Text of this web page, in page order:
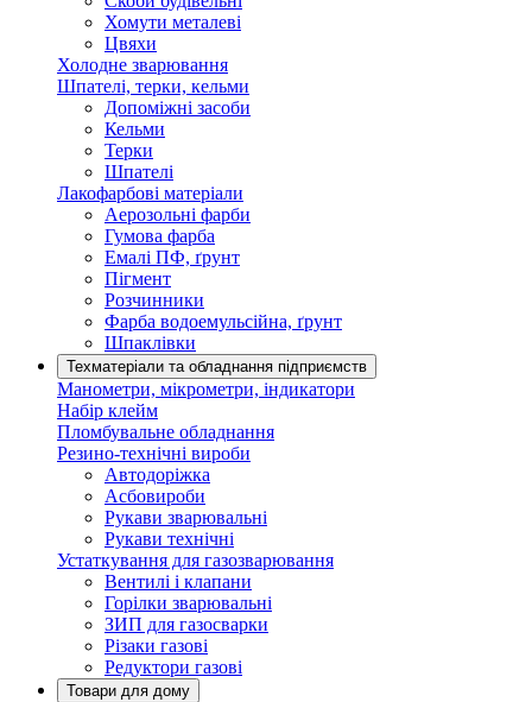
Хомути металеві
Цвяхи
Холодне зварювання
Шпателі, терки, кельми
Допоміжні засоби
Кельми
Терки
Шпателі
Лакофарбові матеріали
Аерозольні фарби
Гумова фарба
Емалі ПФ, ґрунт
Пігмент
Розчинники
Фарба водоемульсійна, ґрунт
Шпаклівки
Техматеріали та обладнання підприємств
Манометри, мікрометри, індикатори
Набір клейм
Пломбувальне обладнання
Резино-технічні вироби
Автодоріжка
Асбовироби
Рукави зварювальні
Рукави технічні
Устаткування для газозварювання
Вентилі і клапани
Горілки зварювальні
ЗИП для газосварки
Різаки газові
Редуктори газові
Товари для дому